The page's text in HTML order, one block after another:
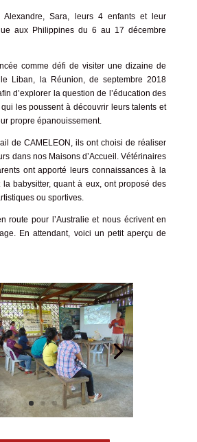
Alexandre, Sara, leurs 4 enfants et leur
aux Philippines du 6 au 17 décembre
comme défi de visiter une dizaine de
Liban, la Réunion, de septembre 2018
d’explorer la question de l’éducation des
les poussent à découvrir leurs talents et
propre épanouissement.
de CAMELEON, ils ont choisi de réaliser
dans nos Maisons d’Accueil. Vétérinaires
ont apporté leurs connaissances à la
la babysitter, quant à eux, ont proposé des
ou sportives.
route pour l’Australie et nous écrivent en
En attendant, voici un petit aperçu de